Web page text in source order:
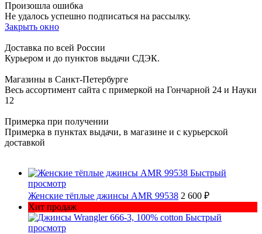
Произошла ошибка
Не удалось успешно подписаться на рассылку.
Закрыть окно
Доставка по всей России
Курьером и до пунктов выдачи СДЭК.
Магазины в Санкт-Петербурге
Весь ассортимент сайта с примеркой на Гончарной 24 и Науки
12
Примерка при получении
Примерка в пунктах выдачи, в магазине и с курьерской
доставкой
Быстрый
просмотр
Женские тёплые джинсы AMR 99538 2 600 ₽
Хит продаж
Быстрый
просмотр